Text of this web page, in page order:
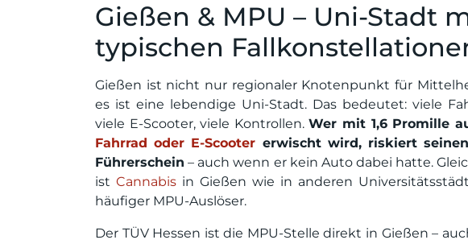
Gießen & MPU – Uni-Stadt
typischen
Gießen ist nicht nur regionaler Knotenpunkt für
es ist eine lebendige Uni-Stadt. Das bedeutet: viele
viele E-Scooter, viele Kontrollen.Wer mit 1,6 Promille
Fahrrad oder E-Scooter erwischt wird, riskiert
Führerschein – auch wenn er kein Auto dabei hatte.
istCannabis in Gießen wie in anderen
häufiger MPU-Auslöser.
Der TÜV Hessen ist die MPU-Stelle direkt in Gießen –